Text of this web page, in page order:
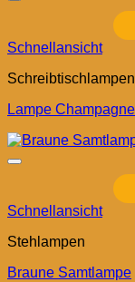
Schnellansicht
Schreibtischlampen
Lampe
Schnellansicht
Stehlampen
Braune Samtlampe